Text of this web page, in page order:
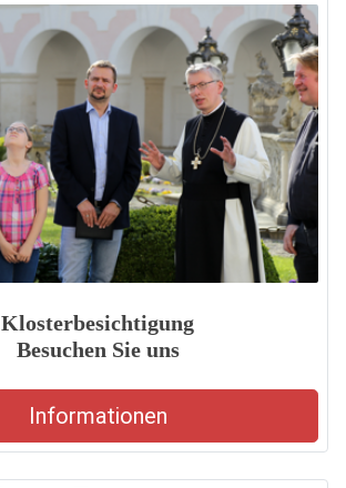
Klosterbesichtigung
Besuchen Sie uns
Informationen